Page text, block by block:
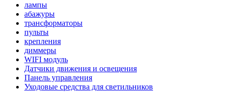
лампы
абажуры
трансформаторы
пульты
крепления
диммеры
WIFI модуль
Датчики движения и освещения
Панель управления
Уходовые средства для светильников